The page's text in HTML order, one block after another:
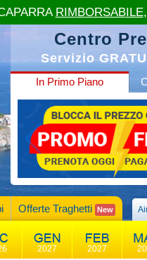
Centro
Servizio
In Primo Piano
Offerte Traghetti New
2027 2027
RIMBORSABILE